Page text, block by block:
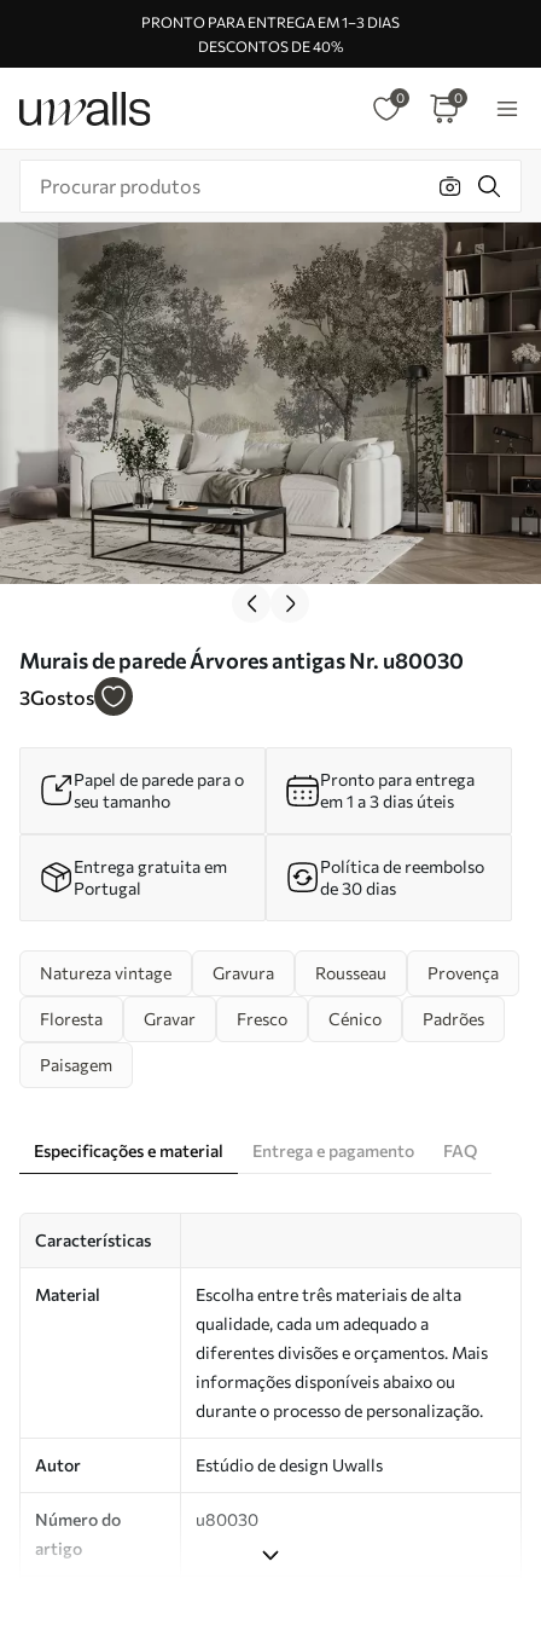
PRONTO PARA ENTREGA EM 1–3 DIAS
DESCONTOS DE 40%
0 0
Murais de parede Árvores antigas Nr. u80030
3Gostos
Papel de parede para o
seu tamanho
Pronto para entrega
em 1 a 3 dias úteis
Entrega gratuita em
Portugal
Política de reembolso
de 30 dias
Natureza vintage Gravura Rousseau Provença
Floresta Gravar Fresco Cénico Padrões
Paisagem
Especificações e material Entrega e pagamento FAQ
Características
Material
Escolha entre três materiais de alta
qualidade, cada um adequado a
diferentes divisões e orçamentos. Mais
informações disponíveis abaixo ou
durante o processo de personalização.
Autor Estúdio de design Uwalls
Número do
artigo
u80030